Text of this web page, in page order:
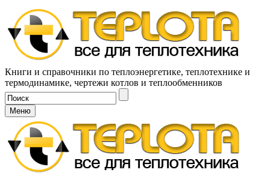
Книги и справочники по теплоэнергетике, теплотехнике и
термодинамике, чертежи котлов и теплообменников
Меню